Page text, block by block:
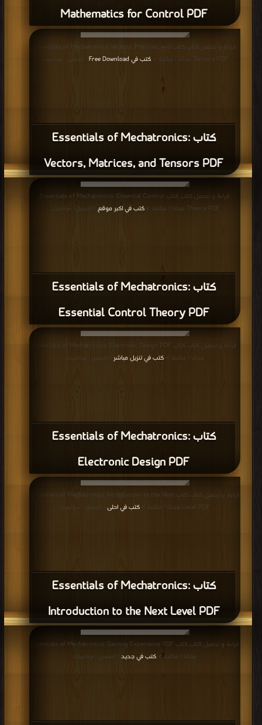
Mathematics for Control PDF
كتاب Essentials of Mechatronics:
Vectors, Matrices, and Tensors PDF
قراءة و تحميل كتاب كتاب Essentials of Mechatronics: Vectors, Matrices, and
Tensors PDF مجانا | مكتبة >
كتب في Free Download | التحميل : مرة/مرات
كتاب Essentials of Mechatronics:
Essential Control Theory PDF
قراءة و تحميل كتاب كتاب Essentials of Mechatronics: Essential Control
Theory PDF مجانا | مكتبة >
كتب في اكبر موقع | التحميل : مرة/مرات
كتاب Essentials of Mechatronics:
Electronic Design PDF
قراءة و تحميل كتاب كتاب Essentials of Mechatronics: Electronic Design PDF
مجانا | مكتبة >كتب في تنزيل مباشر | التحميل : مرة/مرات
كتاب Essentials of Mechatronics:
Introduction to the Next Level PDF
قراءة و تحميل كتاب كتاب Essentials of Mechatronics: Introduction to the Next
Level PDF مجانا | مكتبة >
كتب في احلى | التحميل : مرة/مرات
قراءة و تحميل كتاب كتاب Essentials of Mechatronics: Gaining Experience PDF
مجانا | مكتبة >كتب في جديد | التحميل : مرة/مرات